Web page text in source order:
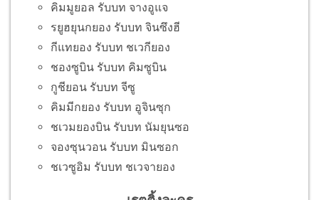
คิมมูยอล รับบท จางอูแจ
รยูฮยุนกยอง รับบท จินซึงฮี
กีแทยอง รับบท ชเวกียอง
ชองซูบิน รับบท คิมซูบิน
กูชียอน รับบท จีซู
คิมมีกยอง รับบท อูจินซุก
ชเวมยองบิน รับบท นัมยุนซอ
จองซุนวอน รับบท มินซอก
ชเวซูอิม รับบท ชเวจายอง